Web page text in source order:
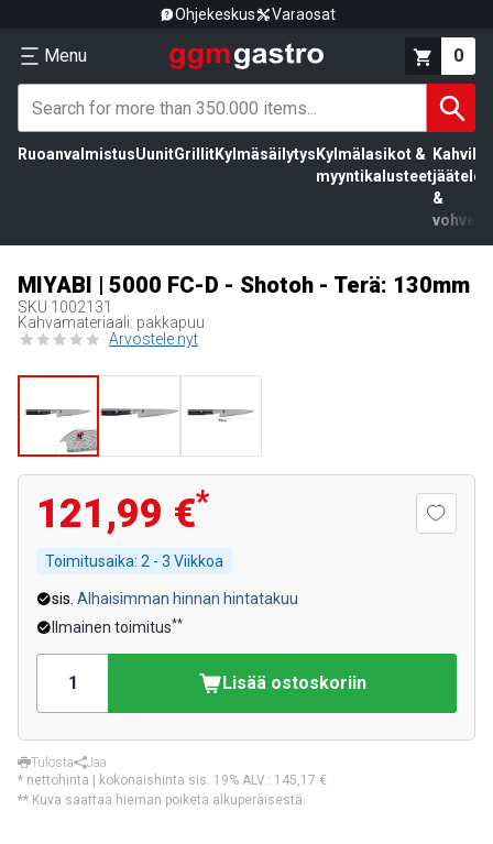
Ohjekeskus Varaosat
Menu 0
RuoanvalmistusUunitGrillitKylmäsäilytys Kylmälasikot &
myyntikalusteet
Kahvila,
jäätelö
&
vohvelit
MIYABI | 5000 FC-D - Shotoh - Terä: 130mm
SKU 1002131
Kahvamateriaali: pakkapuu
Arvostele nyt
121,99 €*
Toimitusaika: 2 - 3 Viikkoa
sis. Alhaisimman hinnan hintatakuu
Ilmainen toimitus**
Lisää ostoskoriin
Tulosta
Jaa
* nettohinta | kokonaishinta sis. 19% ALV.: 145,17 €
** Kuva saattaa hieman poiketa alkuperäisestä.